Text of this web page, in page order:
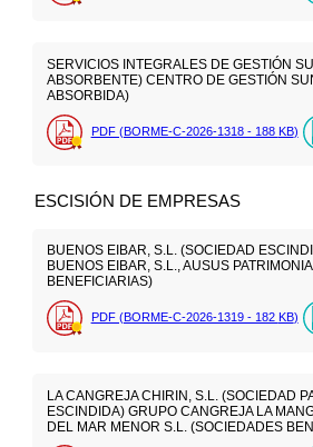
SERVICIOS INTEGRALES DE GESTIÓN
ABSORBENTE) CENTRO DE GESTIÓN
ABSORBIDA)
PDF (BORME-C-2026-1318 - 188 KB)
ESCISIÓN DE EMPRESAS
BUENOS EIBAR, S.L. (SOCIEDAD
BUENOS EIBAR, S.L., AUSUS
BENEFICIARIAS)
PDF (BORME-C-2026-1319 - 182 KB)
LA CANGREJA CHIRIN, S.L. (SOCIEDAD
ESCINDIDA) GRUPO CANGREJA LA
DEL MAR MENOR S.L. (SOCIEDADES